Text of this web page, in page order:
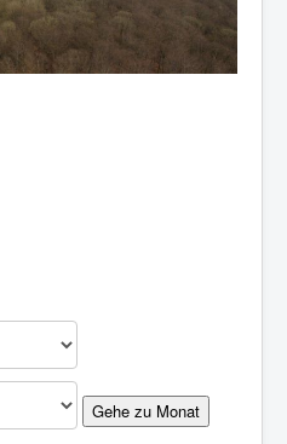
Gehe zu Monat